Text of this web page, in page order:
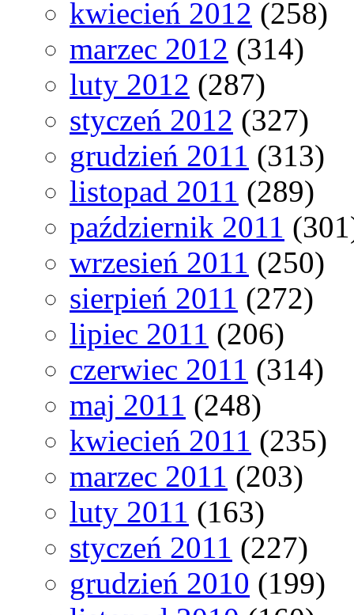
kwiecień 2012 (258)
marzec 2012 (314)
luty 2012 (287)
styczeń 2012 (327)
grudzień 2011 (313)
listopad 2011 (289)
październik 2011
wrzesień 2011 (250)
sierpień 2011 (272)
lipiec 2011 (206)
czerwiec 2011 (314)
maj 2011 (248)
kwiecień 2011 (235)
marzec 2011 (203)
luty 2011 (163)
styczeń 2011 (227)
grudzień 2010 (199)